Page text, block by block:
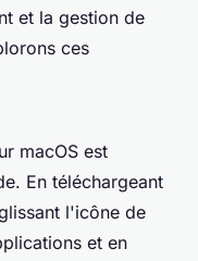
et la gestion de
ces
macOS est
En téléchargeant
l'icône de
et en